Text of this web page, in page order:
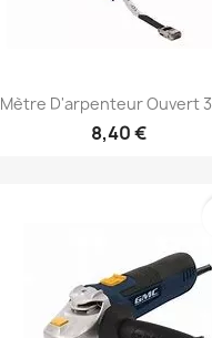
Mètre D'arpenteur Ouvert
8,40 €